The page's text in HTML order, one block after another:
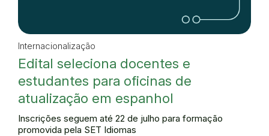
Internacionalização
Edital seleciona docentes e
estudantes para oficinas de
atualização em espanhol
Inscrições seguem até 22 de julho para formação
promovida pela SET Idiomas